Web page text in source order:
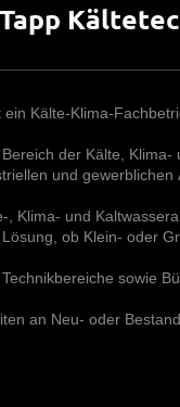
Kälte-Klima-
der Kälte, Klima-
und gewerblichen
, Klima- und
ob Klein- oder
sowie
an Neu- oder